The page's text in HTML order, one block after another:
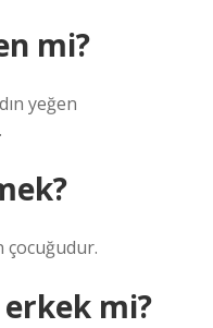
mi?
yeğen
çocuğudur.
erkek mi?